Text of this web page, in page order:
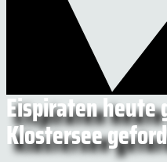
Eispiraten heute
Klostersee